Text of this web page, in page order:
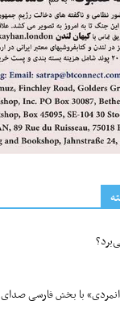
با بخش فارسی صدای